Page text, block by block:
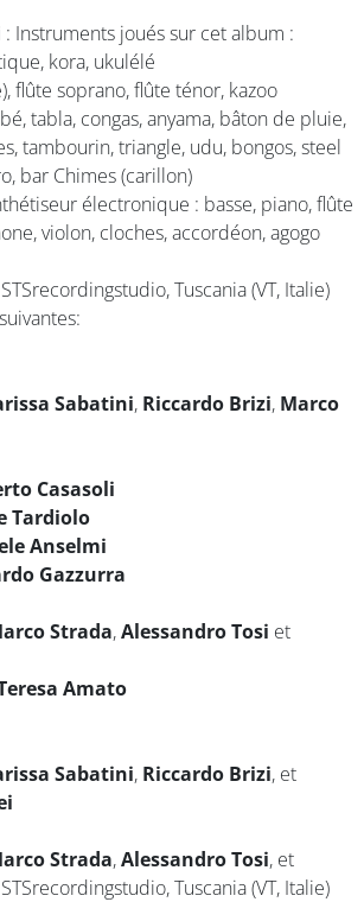
: Instruments joués sur cet album :
kora, ukulélé
flûte soprano, flûte ténor, kazoo
tabla, congas, anyama, bâton de pluie,
tambourin, triangle, udu, bongos, steel
bar Chimes (carillon)
électronique : basse, piano, flûte
violon, cloches, accordéon, agogo
Tuscania (VT, Italie)
Sabatini, Riccardo Brizi, Marco
Casasoli
Tardiolo
Anselmi
Gazzurra
Strada,Alessandro Tosi et
Amato
Sabatini, Riccardo Brizi, et
Strada,Alessandro Tosi, et
Tuscania (VT, Italie)